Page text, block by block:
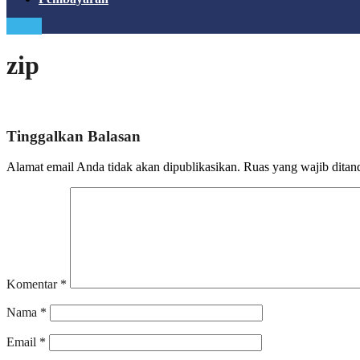
zip
Tinggalkan Balasan
Alamat email Anda tidak akan dipublikasikan. Ruas yang wajib
Komentar *
Nama *
Email *